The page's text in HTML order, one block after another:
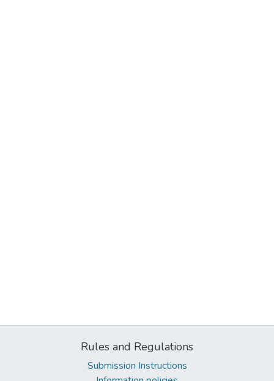
Rules and Regulations
Submission Instructions